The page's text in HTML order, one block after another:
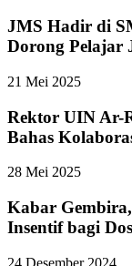
JMS Hadir di
Dorong Pelajar
21 Mei 2025
Rektor UIN Ar-
Bahas
28 Mei 2025
Kabar
Insentif bagi
24 Desember 2024